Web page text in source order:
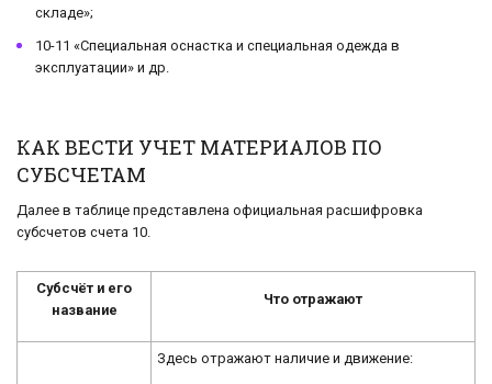
складе»;
10-11 «Специальная оснастка и специальная одежда в
эксплуатации» и др.
КАК ВЕСТИ УЧЕТ МАТЕРИАЛОВ ПО
СУБСЧЕТАМ
Далее в таблице представлена официальная расшифровка
субсчетов счета 10.
Субсчёт и его
название
Что отражают
Здесь отражают наличие и движение: